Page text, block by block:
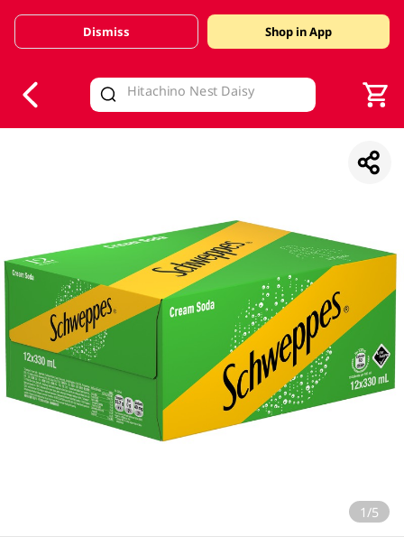
Valid Until 30 June 2026
Dismiss Shop in App
1/5